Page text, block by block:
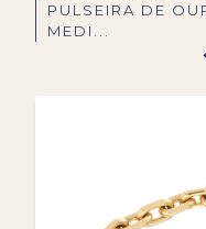
PULSEIRA DE
MEDI...